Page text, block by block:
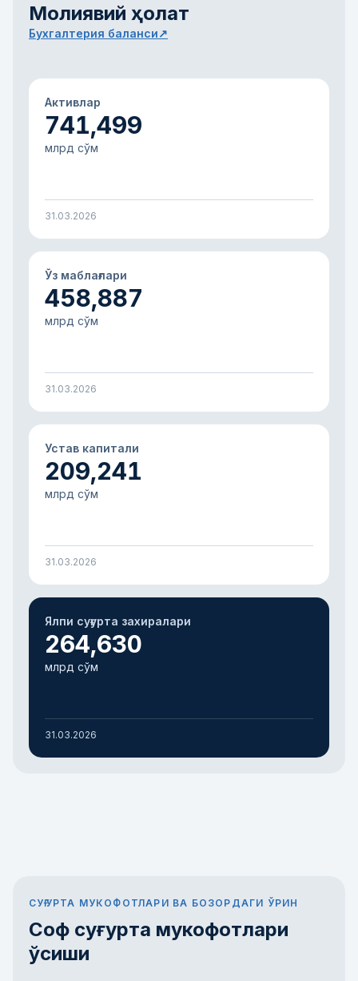
Молиявий ҳолат
Бухгалтерия баланси↗
Активлар
741,499
млрд сўм
31.03.2026
Ўз маблағлари
458,887
млрд сўм
31.03.2026
Устав капитали
209,241
млрд сўм
31.03.2026
Ялпи суғурта захиралари
264,630
млрд сўм
31.03.2026
СУҒУРТА МУКОФОТЛАРИ ВА БОЗОРДАГИ ЎРИН
Соф суғурта мукофотлари
ўсиши